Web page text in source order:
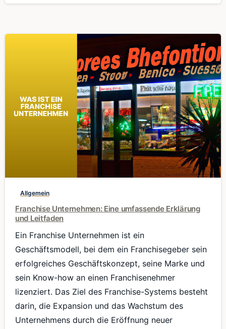
0
Allgemein
Franchise Unternehmen: Eine umfassende Erklärung
und Leitfaden
Ein Franchise Unternehmen ist ein
Geschäftsmodell, bei dem ein Franchisegeber sein
erfolgreiches Geschäftskonzept, seine Marke und
sein Know-how an einen Franchisenehmer
lizenziert. Das Ziel des Franchise-Systems besteht
darin, die Expansion und das Wachstum des
Unternehmens durch die Eröffnung neuer